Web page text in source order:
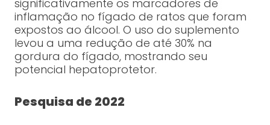
significativamente os marcadores de
inflamação no fígado de ratos que foram
expostos ao álcool. O uso do suplemento
levou a uma redução de até 30% na
gordura do fígado, mostrando seu
potencial hepatoprotetor.
Pesquisa de 2022